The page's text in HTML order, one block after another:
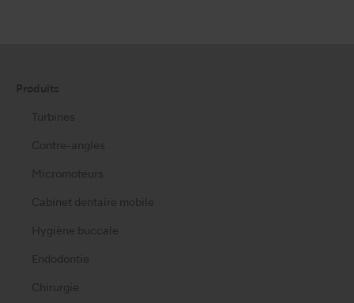
Produits
Turbines
Contre-angles
Micromoteurs
Cabinet dentaire mobile
Hygiène buccale
Endodontie
Chirurgie